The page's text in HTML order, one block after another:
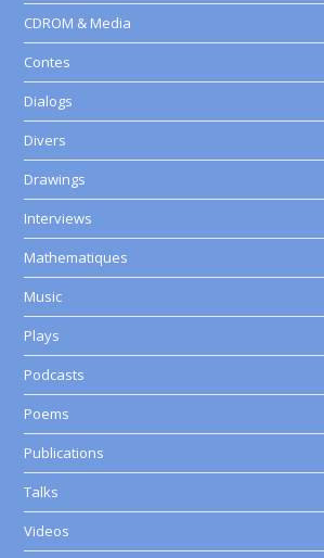
CDROM & Media
Contes
Dialogs
Divers
Drawings
Interviews
Mathematiques
Music
Plays
Podcasts
Poems
Publications
Talks
Videos